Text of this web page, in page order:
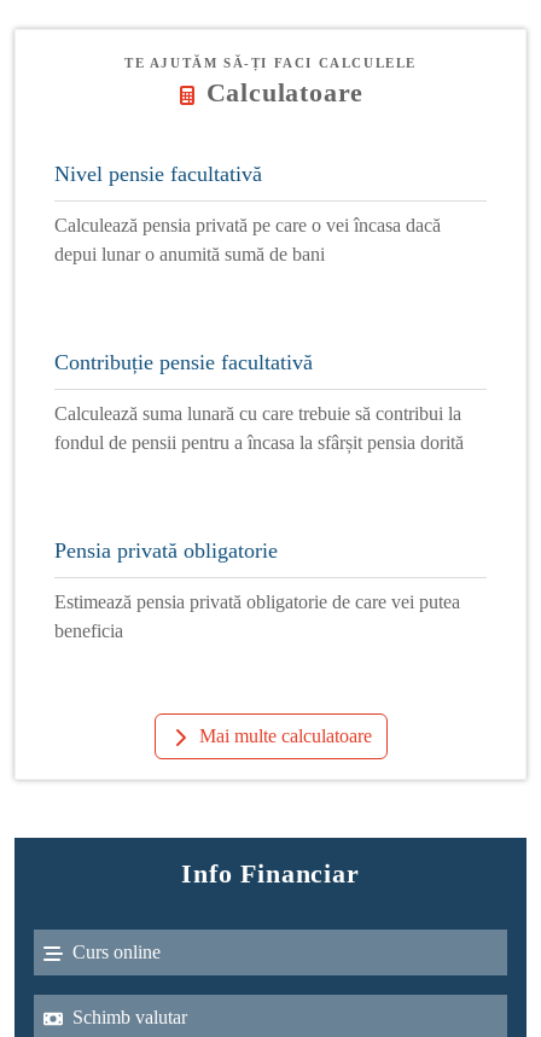
TE AJUTĂM SĂ-ȚI FACI CALCULELE
Calculatoare
Nivel pensie facultativă
Calculează pensia privată pe care o vei încasa dacă
depui lunar o anumită sumă de bani
Contribuție pensie facultativă
Calculează suma lunară cu care trebuie să contribui la
fondul de pensii pentru a încasa la sfârșit pensia dorită
Pensia privată obligatorie
Estimează pensia privată obligatorie de care vei putea
beneficia
Mai multe calculatoare
Info Financiar
Curs online
Schimb valutar